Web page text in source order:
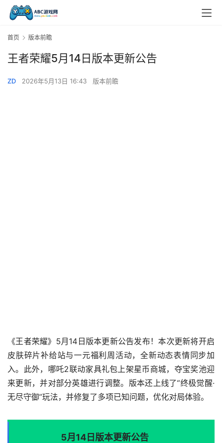
首页 版本前瞻
王者荣耀5月14日版本更新公告
ZD 2026年5月13日 16:43 版本前瞻
《王者荣耀》5月14日版本更新公告发布！本次更新将开启
皮肤碎片补给站与一元福利周活动，全新动态表情同步加
入。此外，哪吒2联动家具礼包上架星币商城，夺宝奖池迎
来更新，并对部分英雄进行调整。版本还上线了“终极觉醒·
无尽守御”玩法，并修复了多项已知问题，优化对局体验。
5月14日版本更新公告